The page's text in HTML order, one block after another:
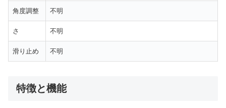
角度調整 不明
さ 不明
滑り止め 不明
特徴と機能